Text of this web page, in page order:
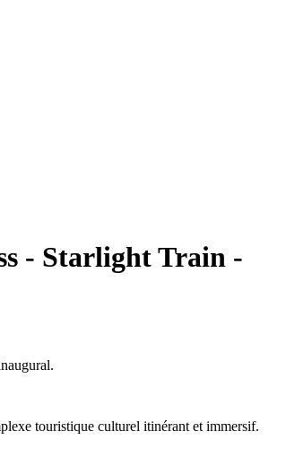
- Starlight Train -
touristique culturel itinérant et immersif.